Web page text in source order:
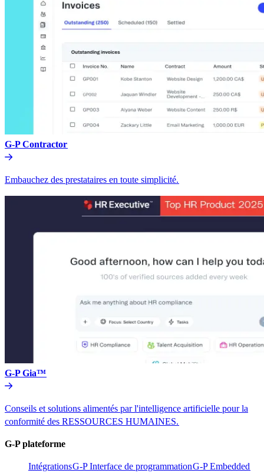
G-P Contractor​​
Embauchez des prestataires en toute simplicité.​​
G-P Gia™​​
Conseils et solutions alimentés par l'intelligence artificielle pour la
conformité des RESSOURCES HUMAINES.​​
G-P plateforme​​
Intégrations​​G-P Interface de programmation​​G-P Embedded​​